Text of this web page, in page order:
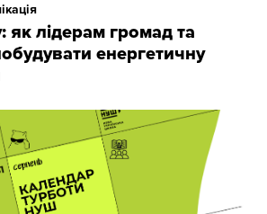
як лідерам громад та
енергетичну